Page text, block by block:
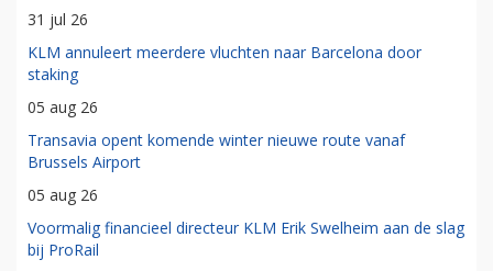
31 jul 26
KLM annuleert meerdere vluchten naar Barcelona door
staking
05 aug 26
Transavia opent komende winter nieuwe route vanaf
Brussels Airport
05 aug 26
Voormalig financieel directeur KLM Erik Swelheim aan de slag
bij ProRail